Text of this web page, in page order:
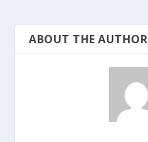
ABOUT THE AUTHOR